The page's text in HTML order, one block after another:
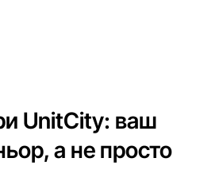
UnitCity: ваш
а не просто